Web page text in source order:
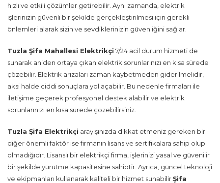
hızlı ve etkili çözümler getirebilir. Aynı zamanda, elektrik
işlerinizin güvenli bir şekilde gerçekleştirilmesi için gerekli
önlemleri alarak sizin ve sevdiklerinizin güvenliğini sağlar.
Tuzla Şifa Mahallesi Elektrikçi 7/24 acil durum hizmeti de
sunarak aniden ortaya çıkan elektrik sorunlarınızı en kısa sürede
çözebilir. Elektrik arızaları zaman kaybetmeden giderilmelidir,
aksi halde ciddi sonuçlara yol açabilir. Bu nedenle firmaları ile
iletişime geçerek profesyonel destek alabilir ve elektrik
sorunlarınızı en kısa sürede çözebilirsiniz.
Tuzla Şifa Elektrikçi arayışınızda dikkat etmeniz gereken bir
diğer önemli faktör ise firmanın lisans ve sertifikalara sahip olup
olmadığıdır. Lisanslı bir elektrikçi firma, işlerinizi yasal ve güvenilir
bir şekilde yürütme kapasitesine sahiptir. Ayrıca, güncel teknoloji
ve ekipmanları kullanarak kaliteli bir hizmet sunabilir.Şifa